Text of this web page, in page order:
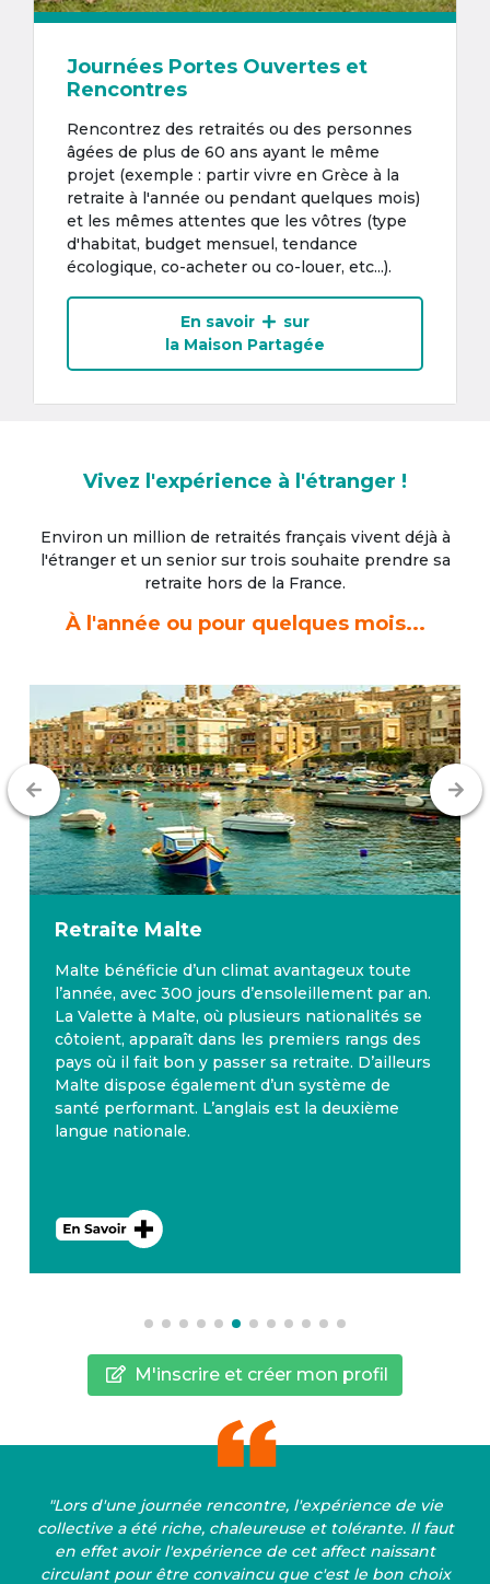
Journées Portes Ouvertes et
Rencontres
Rencontrez des retraités ou des personnes
âgées de plus de 60 ans ayant le même
projet (exemple : partir vivre en Grèce à la
retraite à l'année ou pendant quelques mois)
et les mêmes attentes que les vôtres (type
d'habitat, budget mensuel, tendance
écologique, co-acheter ou co-louer, etc...).
En savoir
sur
la Maison Partagée
Vivez l'expérience à l'étranger !
Environ un million de retraités français vivent déjà à
l'étrangeret un senior sur trois souhaite prendre sa
retraite hors de la France.
À l'année ou pour quelques mois...
Retraite Malte
Malte bénéficie d’un climat avantageux toute
l’année, avec 300 jours d’ensoleillement par an.
La Valette à Malte, où plusieurs nationalités se
côtoient, apparaît dans les premiers rangs des
pays où il fait bon y passer sa retraite. D’ailleurs
Malte dispose également d’un système de
santé performant. L’anglais est la deuxième
langue nationale.
M'inscrire et créer mon profil
"Lors d'une journée rencontre, l'expérience de vie
collective a été riche, chaleureuse et tolérante. Il faut
en effet avoir l'expérience de cet affect naissant
circulant pour être convaincu que c'est le bon choix